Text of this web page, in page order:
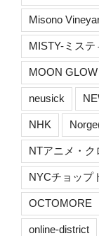
Misono
MISTY-ミステ
MOON GLOW
neusick
NHK
NTアニメ・ク
NYCチョップ
OCTOMORE
online-district